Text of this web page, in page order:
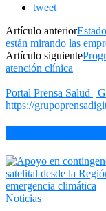
tweet
Artículo anterior
están mirando las
Artículo siguiente
atención clínica
Portal Prensa Salud |
https://
Noticias